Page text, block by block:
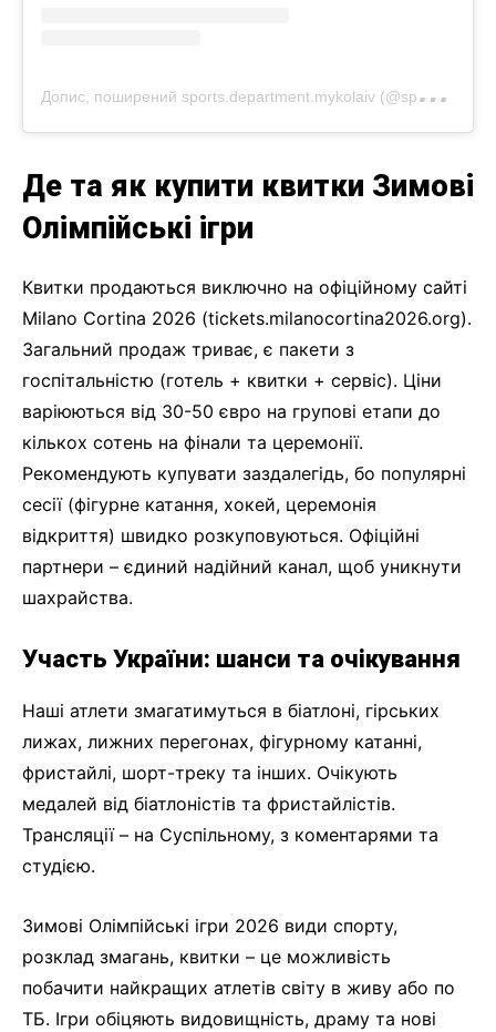
Д
опис, поширений sports.department.mykolaiv (@sports.department.mykolaiv)
Де та як купити квитки Зимові
Олімпійські ігри
Квитки продаються виключно на офіційному сайті
Milano Cortina 2026 (tickets.milanocortina2026.org).
Загальний продаж триває, є пакети з
госпітальністю (готель + квитки + сервіс). Ціни
варіюються від 30-50 євро на групові етапи до
кількох сотень на фінали та церемонії.
Рекомендують купувати заздалегідь, бо популярні
сесії (фігурне катання, хокей, церемонія
відкриття) швидко розкуповуються. Офіційні
партнери – єдиний надійний канал, щоб уникнути
шахрайства.
Участь України: шанси та очікування
Наші атлети змагатимуться в біатлоні, гірських
лижах, лижних перегонах, фігурному катанні,
фристайлі, шорт-треку та інших. Очікують
медалей від біатлоністів та фристайлістів.
Трансляції – на Суспільному, з коментарями та
студією.
Зимові Олімпійські ігри 2026 види спорту,
розклад змагань, квитки – це можливість
побачити найкращих атлетів світу в живу або по
ТБ. Ігри обіцяють видовищність, драму та нові